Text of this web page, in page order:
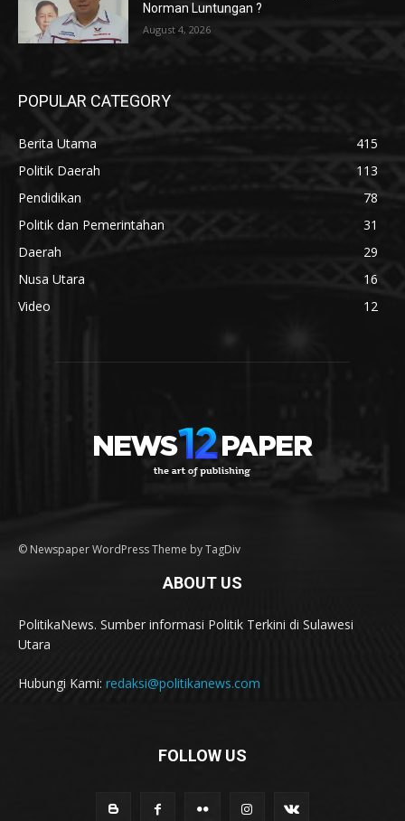
Norman Luntungan ?
August 4, 2026
POPULAR CATEGORY
Berita Utama
415
Politik Daerah
113
Pendidikan
78
Politik dan Pemerintahan
31
Daerah
29
Nusa Utara
16
Video
12
© Newspaper WordPress Theme by TagDiv
ABOUT US
PolitikaNews. Sumber informasi Politik Terkini di Sulawesi
Utara
Hubungi Kami: redaksi@politikanews.com
FOLLOW US